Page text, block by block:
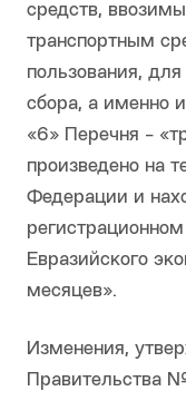
средств,
транспортным
пользования,
сбора, а именно
«6» Перечня -
произведено на
Федерации и
Евразийского
месяцев».
Изменения,
Правительства